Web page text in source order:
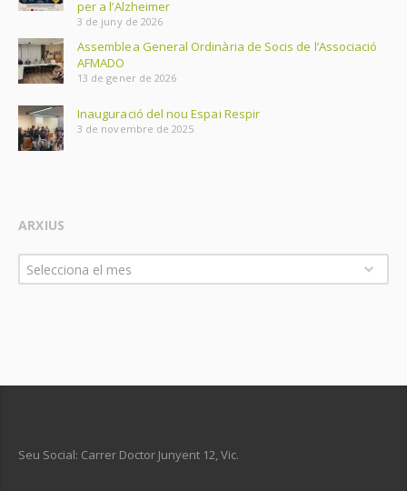
per a l’Alzheimer
3 de juny de 2026
Assemblea General Ordinària de Socis de l’Associació
AFMADO
13 de gener de 2026
Inauguració del nou Espai Respir
3 de novembre de 2025
ARXIUS
Arxius
Selecciona el mes
Seu Social: Carrer Doctor Junyent 12, Vic.